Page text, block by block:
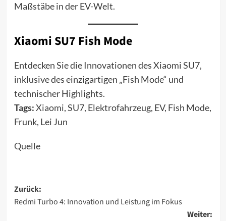
Maßstäbe in der EV-Welt.
Xiaomi SU7 Fish Mode
Entdecken Sie die Innovationen des Xiaomi SU7,
inklusive des einzigartigen „Fish Mode“ und
technischer Highlights.
Tags:Xiaomi, SU7, Elektrofahrzeug, EV, Fish Mode,
Frunk, Lei Jun
Quelle
Beitragsnavigation
Zurück:
Redmi Turbo 4: Innovation und Leistung im Fokus
Weiter: